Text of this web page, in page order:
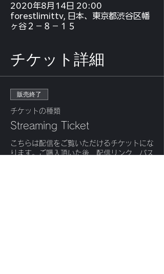
2020年8月14日 20:00
forestlimittv, 日本、東京都渋谷区幡
ヶ谷２−８−１５
チケット詳細
販売終了
チケットの種類
Streaming Ticket
こちらは配信をご覧いただけるチケットにな
ります。ご購入頂いた後、配信リンク、パス